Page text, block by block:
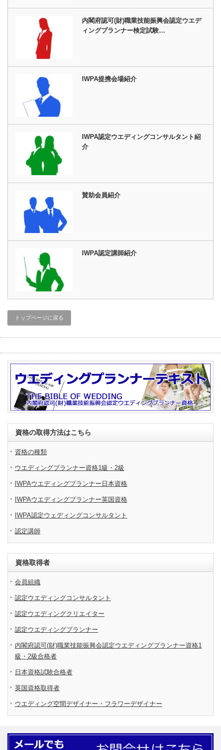
内閣府認可(財)職業技能振興会認定ウエデ
ィングプランナー検定試験…
IWPA提携会場紹介
IWPA認定ウエディングコンサルタント紹
介
賛助会員紹介
IWPA認定講師紹介
トップページに戻る
資格の取得方法はこちら
資格の種類
ウエディングプランナー資格1級・2級
IWPAウエディングプランナー日本資格
IWPAウエディングプランナー英国資格
IWPA認定ウェディングコンサルタント
認定講師
資格取得者
会員組織
認定ウエディングコンサルタント
認定ウエディングクリエイター
認定ウエディングプランナー
内閣府認可(財)職業技能振興会認定ウエディングプランナー資格1
級・2級合格者
日本資格試験合格者
英国資格取得者
ウエディング空間デザイナー・フラワーデザイナー